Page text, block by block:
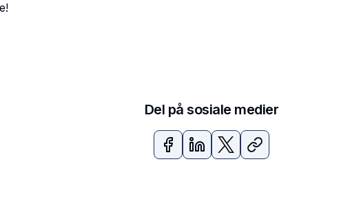
Del på sosiale medier